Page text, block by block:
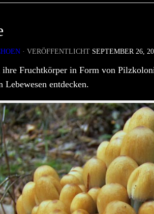
· VERÖFFENTLICHT SEPTEMBER 26,
Fruchtkörper in Form von
Lebewesen entdecken.